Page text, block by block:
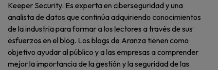
Keeper Security. Es experta en ciberseguridad y una
analista de datos que continúa adquiriendo conocimientos
de la industria para formar a los lectores a través de sus
esfuerzos en el blog. Los blogs de Aranza tienen como
objetivo ayudar al público y a las empresas a comprender
mejor la importancia de la gestión y la seguridad de las